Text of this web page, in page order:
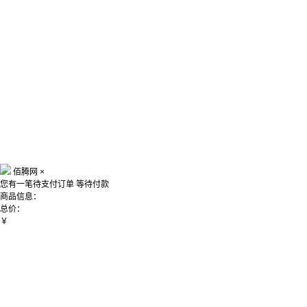
佰腾网 ×
您有一笔待支付订单 等待付款
商品信息：
总价：
￥